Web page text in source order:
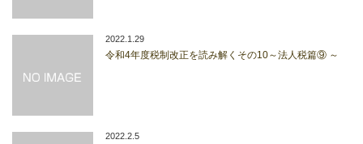
2022.1.29
令和4年度税制改正を読み解くその10～法人税篇⑨ ～
2022.2.5